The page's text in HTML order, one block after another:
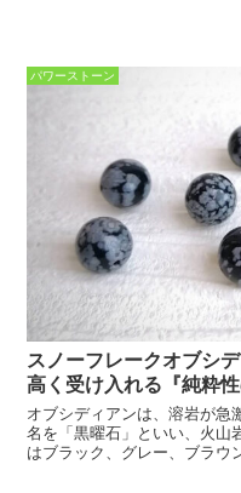
パワーストーン
スノーフレークオブシ
高く受け入れる『純粋性
オブシディアンは、溶岩が急
名を「黒曜石」といい、火山
はブラック、グレー、ブラウ